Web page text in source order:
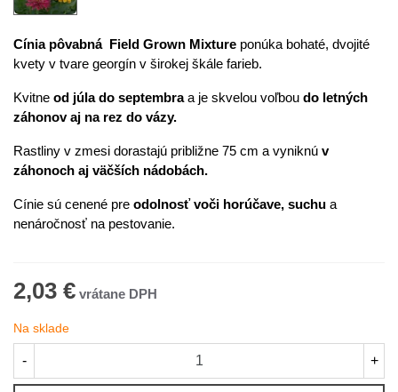
Cínia pôvabná Field Grown Mixture ponúka bohaté, dvojité
kvety v tvare georgín v širokej škále farieb.
Kvitne od júla do septembraa je skvelou voľbou do letných
záhonov aj na rez do vázy.
Rastliny v zmesi dorastajú približne 75 cm a vyniknú v
záhonoch aj väčších nádobách.
Cínie sú cenené pre odolnosť voči horúčave, suchu a
nenáročnosť na pestovanie.
2,03 €
Na sklade
- +